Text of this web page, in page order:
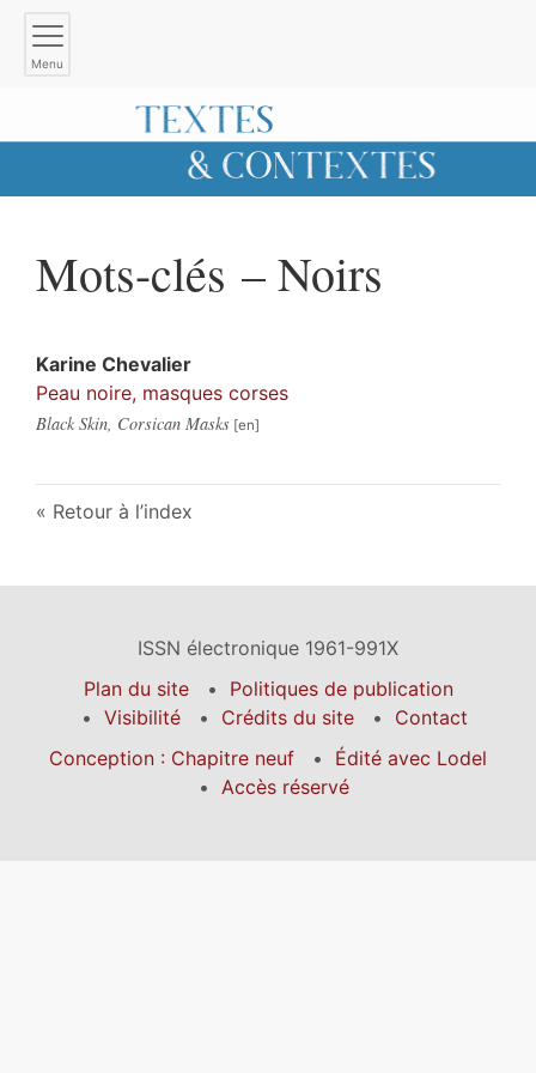
Menu
Mots-clés – Noirs
Karine Chevalier
Peau noire, masques corses
Black Skin, Corsican Masks
Retour à l’index
ISSN électronique 1961-991X
Plan du site
Politiques de publication
Visibilité
Crédits du site
Contact
Conception : Chapitre neuf
Édité avec Lodel
Accès réservé